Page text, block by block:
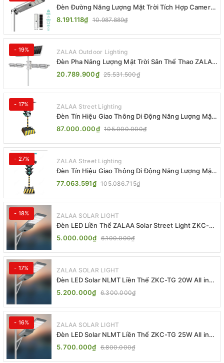
Đèn Đường Năng Lượng Mặt Trời Tích Hợp Camera
ZALAA ZL-BJ04-CCTV (80W, IP65)
8.191.118₫ 10.987.889₫
- 19% ZALAA Outdoor Lighting
Đèn Pha Năng Lượng Mặt Trời Sân Thể Thao ZALAA
Jsc Chống Nước IP65 Cao Cấp
20.789.900₫ 25.531.500₫
- 17% ZALAA Street Lighting
Đèn Tín Hiệu Giao Thông Di Động Năng Lượng Mặt
Trời ZALAA ZL-300A-D
87.000.000₫ 105.000.000₫
- 27% ZALAA Street Lighting
Đèn Tín Hiệu Giao Thông Di Động Năng Lượng Mặt
Trời ZALAA ZL-409300C
77.063.591₫ 105.086.715₫
- 18% ZALAA SOLAR LIGHT
Đèn LED Liền Thể ZALAA Solar Street Light ZKC-
TG 20W 25W 30W All In One
5.000.000₫ 6.100.000₫
- 17% ZALAA SOLAR LIGHT
Đèn LED Solar NLMT Liền Thể ZKC-TG 20W All in
One | ZALAA Street Light
5.200.000₫ 6.300.000₫
- 16% ZALAA SOLAR LIGHT
Đèn LED Solar NLMT Liền Thể ZKC-TG 25W All in
One | ZALAA Street Light
5.700.000₫ 6.800.000₫